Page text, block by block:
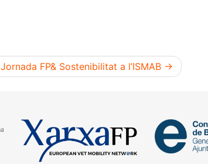
Jornada FP& Sostenibilitat a l’ISMAB